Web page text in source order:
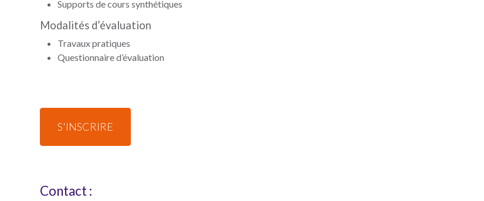
Supports de cours synthétiques
Modalités d’évaluation
Travaux pratiques
Questionnaire d’évaluation
S'INSCRIRE
Contact :